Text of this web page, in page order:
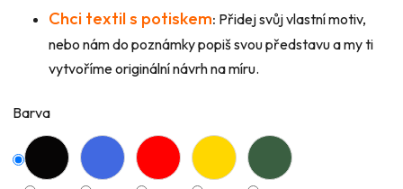
Chci textil s potiskem: Přidej svůj vlastní motiv,
nebo nám do poznámky popiš svou představu a my ti
vytvoříme originální návrh na míru.
Barva